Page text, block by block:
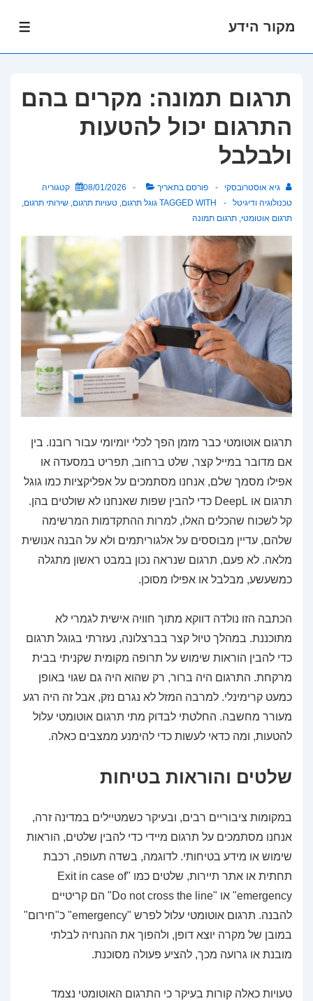
מקור הידע
תרגום תמונה: מקרים בהם
התרגום יכול להטעות
ולבלבל
גיא אוסטרובסקי פורסם בתאריך 08/01/2026
קטגוריה
טכנולוגיה ודיגיטל
TAGGED WITH גוגל תרגום, טעויות תרגום, שירותי תרגום,
תרגום אוטומטי, תרגום תמונה
תרגום אוטומטי כבר מזמן הפך לכלי יומיומי עבור רובנו. בין
אם מדובר במייל קצר, שלט ברחוב, תפריט במסעדה או
אפילו מסמך שלם, אנחנו מסתמכים על אפליקציות כמו גוגל
תרגום או DeepL כדי להבין שפות שאנחנו לא שולטים בהן.
קל לשכוח שהכלים האלו, למרות ההתקדמות המרשימה
שלהם, עדיין מבוססים על אלגוריתמים ולא על הבנה אנושית
מלאה. לא פעם, תרגום שנראה נכון במבט ראשון מתגלה
כמשעשע, מבלבל או אפילו מסוכן.
הכתבה הזו נולדה דווקא מתוך חוויה אישית לגמרי לא
מתוכננת. במהלך טיול קצר בברצלונה, נעזרתי בגוגל תרגום
כדי להבין הוראות שימוש על תרופה מקומית שקניתי בבית
מרקחת. התרגום היה ברור, רק שהוא היה גם שגוי באופן
כמעט קרימינלי. למרבה המזל לא נגרם נזק, אבל זה היה רגע
מעורר מחשבה. החלטתי לבדוק מתי תרגום אוטומטי עלול
להטעות, ומה כדאי לעשות כדי להימנע ממצבים כאלה.
שלטים והוראות בטיחות
במקומות ציבוריים רבים, ובעיקר כשמטיילים במדינה זרה,
אנחנו מסתמכים על תרגום מיידי כדי להבין שלטים, הוראות
שימוש או מידע בטיחותי. לדוגמה, בשדה תעופה, רכבת
תחתית או אתר תיירות, שלטים כמו "Exit in case of
emergency" או "Do not cross the line" הם קריטיים
להבנה. תרגום אוטומטי עלול לפרש "emergency" כ"חירום"
במובן של מקרה יוצא דופן, ולהפוך את ההנחיה לבלתי
מובנת או גרועה מכך, להציע פעולה מסוכנת.
טעויות כאלה קורות בעיקר כי התרגום האוטומטי נצמד